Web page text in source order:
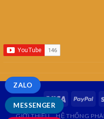
GIỚI THIỆU HỆ THỐNG
MESSENGER
ZALO